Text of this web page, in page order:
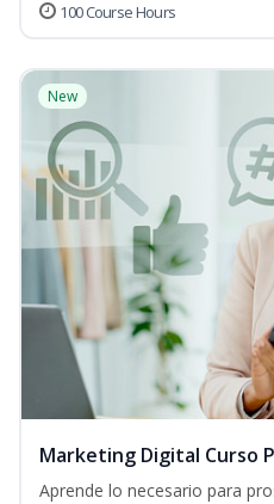
100 Course Hours
New
Marketing Digital Curso
Aprende lo necesario para